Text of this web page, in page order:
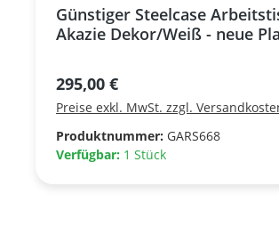
Günstiger Steelcase
Akazie Dekor/Weiß - neue
Regulärer Preis:
295,00 €
Preise exkl. MwSt. zzgl.
Produktnummer: GARS668
Verfügbar: 1 Stück